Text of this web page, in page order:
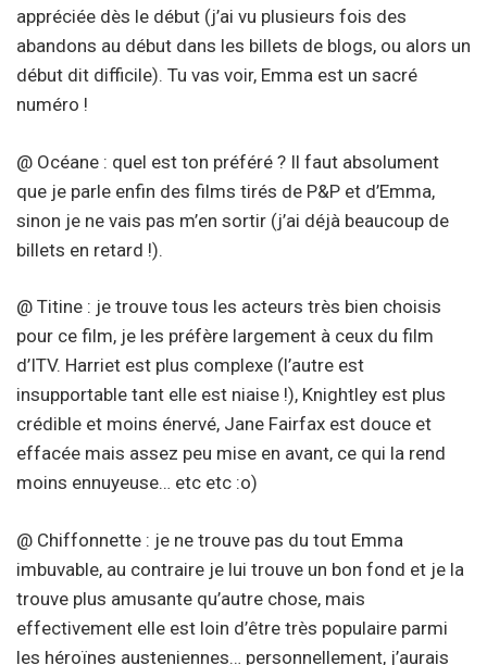
appréciée dès le début (j’ai vu plusieurs fois des
abandons au début dans les billets de blogs, ou alors un
début dit difficile). Tu vas voir, Emma est un sacré
numéro !
@ Océane : quel est ton préféré ? Il faut absolument
que je parle enfin des films tirés de P&P et d’Emma,
sinon je ne vais pas m’en sortir (j’ai déjà beaucoup de
billets en retard !).
@ Titine : je trouve tous les acteurs très bien choisis
pour ce film, je les préfère largement à ceux du film
d’ITV. Harriet est plus complexe (l’autre est
insupportable tant elle est niaise !), Knightley est plus
crédible et moins énervé, Jane Fairfax est douce et
effacée mais assez peu mise en avant, ce qui la rend
moins ennuyeuse… etc etc :o)
@ Chiffonnette : je ne trouve pas du tout Emma
imbuvable, au contraire je lui trouve un bon fond et je la
trouve plus amusante qu’autre chose, mais
effectivement elle est loin d’être très populaire parmi
les héroïnes austeniennes… personnellement, j’aurais